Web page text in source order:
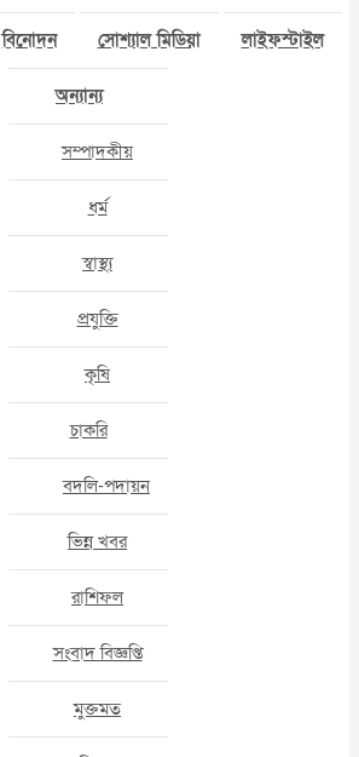
বিনোদন সোশ্যাল মিডিয়া লাইফস্টাইল
অন্যান্য
সম্পাদকীয়
ধর্ম
স্বাস্থ্য
প্রযুক্তি
কৃষি
চাকরি
বদলি-পদায়ন
ভিন্ন খবর
রাশিফল
সংবাদ বিজ্ঞপ্তি
মুক্তমত